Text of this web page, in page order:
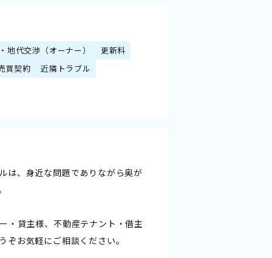
地代交渉（オーナー）
更新料
買契約
近隣トラブル
は、身近な問題でありながら奥が
・貸主様、不動産テナント・借主
お気軽にご相談ください。